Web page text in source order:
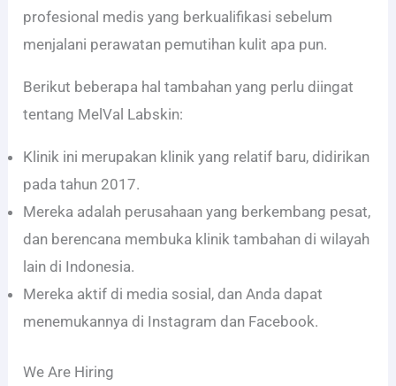
profesional medis yang berkualifikasi sebelum
menjalani perawatan pemutihan kulit apa pun.
Berikut beberapa hal tambahan yang perlu diingat
tentang MelVal Labskin:
Klinik ini merupakan klinik yang relatif baru, didirikan
pada tahun 2017.
Mereka adalah perusahaan yang berkembang pesat,
dan berencana membuka klinik tambahan di wilayah
lain di Indonesia.
Mereka aktif di media sosial, dan Anda dapat
menemukannya di Instagram dan Facebook.
We Are Hiring